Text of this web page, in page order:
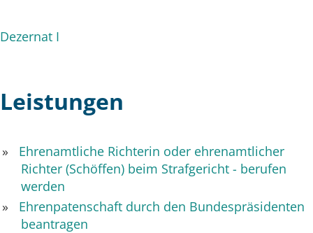
Dezernat I
Leistungen
Ehrenamtliche Richterin oder ehrenamtlicher
Richter (Schöffen) beim Strafgericht - berufen
werden
Ehrenpatenschaft durch den Bundespräsidenten
beantragen